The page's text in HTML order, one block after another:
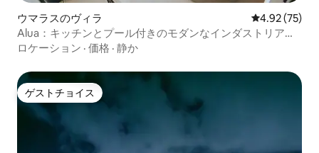
ウマラスのヴィラ レビュー75
4.92 (75)
Alua：キッチンとプール付きのモダンなインダストリアル
ロフト
ロケーション · 価格 · 静か
ゲストチョイス
ゲストチョイス